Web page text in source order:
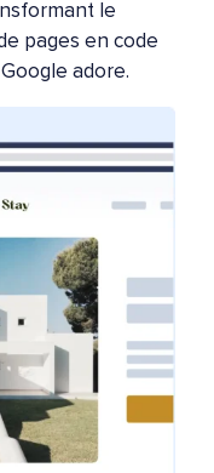
le
pages en code
adore.